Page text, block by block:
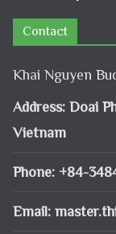
Contact
Khai Nguyen
Address: Doai
Vietnam
Phone: +84-
Email: